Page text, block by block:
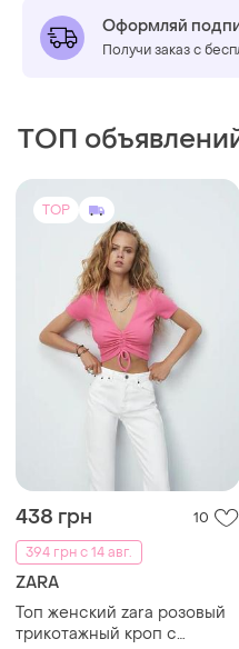
Оформляй
Получи заказ с
ТОП
TOP
438 грн
10
394 грн с 14 авг.
ZARA
Топ женский zara розовый
трикотажный кроп с